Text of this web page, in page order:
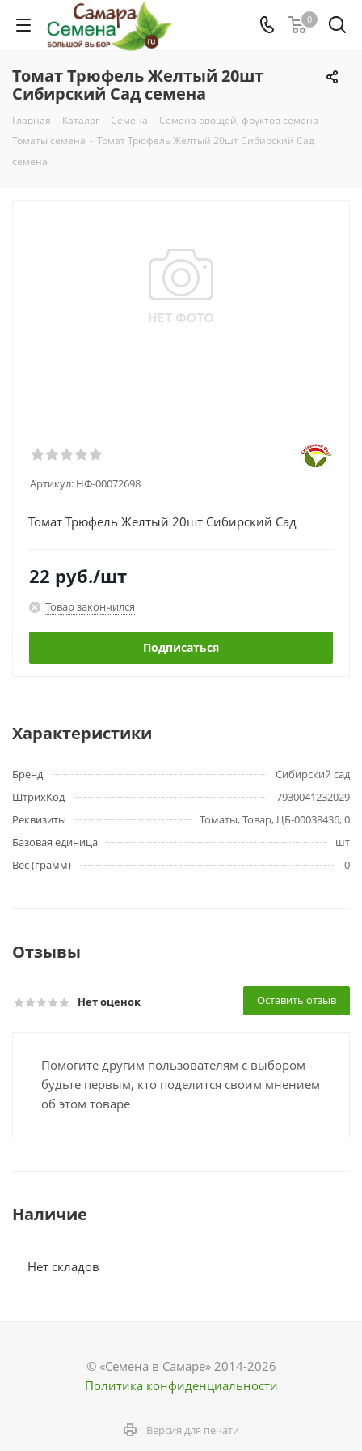
0
Томат Трюфель Желтый 20шт
Сибирский Сад семена
Главная - Каталог - Семена - Семена овощей, фруктов семена -
Томаты семена - Томат Трюфель Желтый 20шт Сибирский Сад
семена
Артикул: НФ-00072698
Томат Трюфель Желтый 20шт Сибирский Сад
22 руб./шт
Товар закончился
Подписаться
Характеристики
Бренд
Сибирский сад
ШтрихКод
7930041232029
Реквизиты
Томаты, Товар, ЦБ-00038436, 0
Базовая единица
шт
Вес (грамм)
0
Отзывы
Нет оценок Оставить отзыв
Помогите другим пользователям с выбором -
будьте первым, кто поделится своим мнением
об этом товаре
Наличие
Нет складов
© «Семена в Самаре» 2014-2026
Политика конфиденциальности
Версия для печати